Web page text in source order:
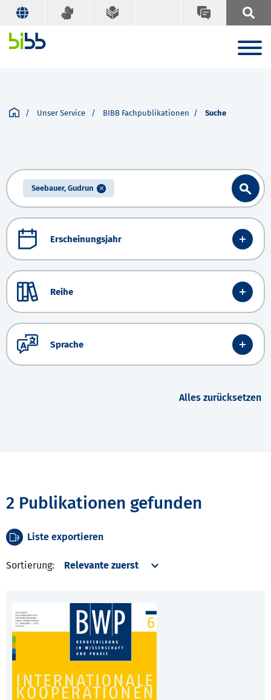
Unser Service BIBB Fachpublikationen Suche
Seebauer, Gudrun
Erscheinungsjahr
Reihe
Sprache
Alles zurücksetzen
2 Publikationen gefunden
Liste exportieren
Sortierung: